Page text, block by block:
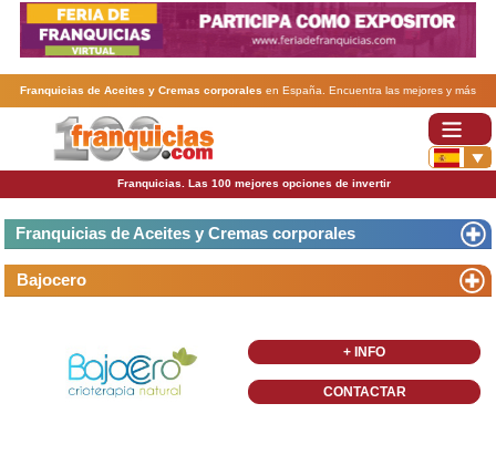
Franquicias de Aceites y Cremas corporales en España. Encuentra las mejores y más
rentablesfranquicias de Aceites y Cremas corporales . Abre tu negocio a través de una
franquicia barata, rentable y segura.
Franquicias. Las 100 mejores opciones de invertir
Franquicias de Aceites y Cremas corporales
Bajocero
+ INFO
CONTACTAR